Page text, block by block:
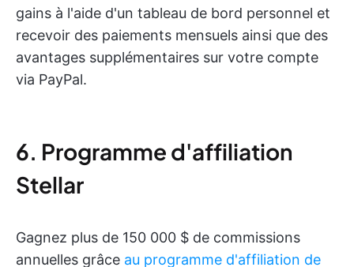
gains à l'aide d'un tableau de bord personnel et
recevoir des paiements mensuels ainsi que des
avantages supplémentaires sur votre compte
via PayPal.
6. Programme d'affiliation
Stellar
Gagnez plus de 150 000 $ de commissions
annuelles grâce au programme d'affiliation de